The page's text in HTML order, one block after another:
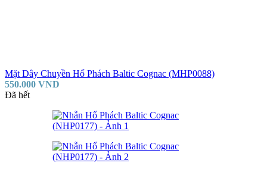
Mặt Dây Chuyền Hổ Phách Baltic Cognac (MHP0088)
550.000 VND
Đã hết